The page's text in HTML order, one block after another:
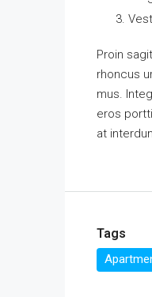
Proin
rhoncus
mus.
eros
at
Tags